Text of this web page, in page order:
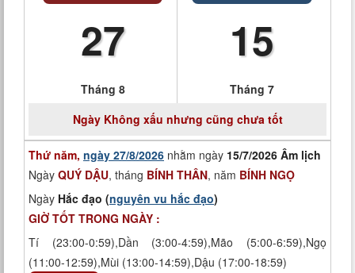
27
Tháng 8
15
Tháng 7
NgàyKhông xấu nhưng cũng chưa tốt
Thứ năm, ngày 27/8/2026 nhằm ngày 15/7/2026 Âm lịch
Ngày QUÝ DẬU, tháng BÍNH THÂN, năm BÍNH NGỌ
Ngày Hắc đạo (nguyên vu hắc đạo)
GIỜ TỐT TRONG NGÀY :
Tí (23:00-0:59),Dần (3:00-4:59),Mão (5:00-6:59),Ngọ
(11:00-12:59),Mùi (13:00-14:59),Dậu (17:00-18:59)